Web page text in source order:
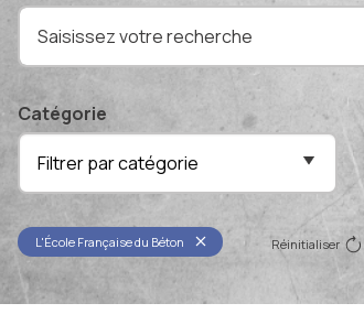
Catégorie
Filtrer par catégorie
L'École Française du Béton Réinitialiser